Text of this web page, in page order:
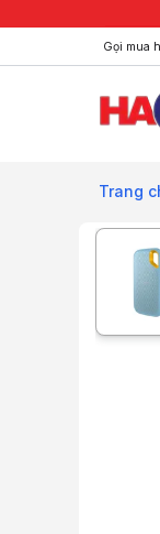
Gọi mua
Trang